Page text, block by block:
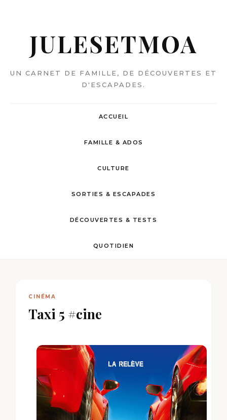
JULESETMOA
UN CARNET DE FAMILLE, DE DÉCOUVERTES ET
D'ESCAPADES.
ACCUEIL
FAMILLE & ADOS
CULTURE
SORTIES & ESCAPADES
DÉCOUVERTES & TESTS
QUOTIDIEN
CINÉMA
Taxi 5 #cine